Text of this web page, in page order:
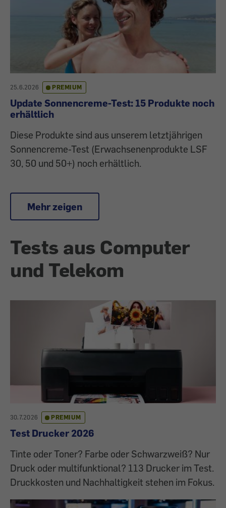
25.6.2026 PREMIUM
Update Sonnencreme-Test: 15 Produkte noch
erhältlich
Diese Produkte sind aus unserem letztjährigen
Sonnencreme-Test (Erwachsenenprodukte LSF
30, 50 und 50+) noch erhältlich.
Mehr zeigen
Tests aus Computer
und Telekom
30.7.2026 PREMIUM
Test Drucker 2026
Tinte oder Toner? Farbe oder Schwarzweiß? Nur
Druck oder multifunktional? 113 Drucker im Test.
Druckkosten und Nachhaltigkeit stehen im Fokus.